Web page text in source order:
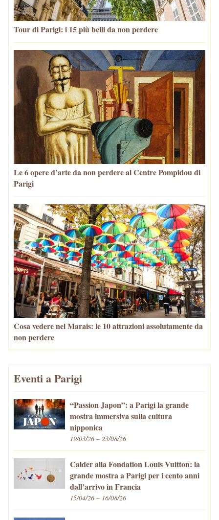
Tour di Parigi: i 15 più belli da non perdere
Le 6 opere d’arte da non perdere al Centre Pompidou di
Parigi
Cosa vedere nel Marais: le 10 attrazioni assolutamente da
non perdere
Eventi a Parigi
“Passion Japon”: a Parigi la grande
mostra immersiva sulla cultura
nipponica
19/03/26 – 23/08/26
Calder alla Fondation Louis Vuitton: la
grande mostra a Parigi per i cento anni
dall’arrivo in Francia
15/04/26 – 16/08/26